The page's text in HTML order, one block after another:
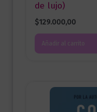
de lujo)
$129.000,00
Añadir al carrito